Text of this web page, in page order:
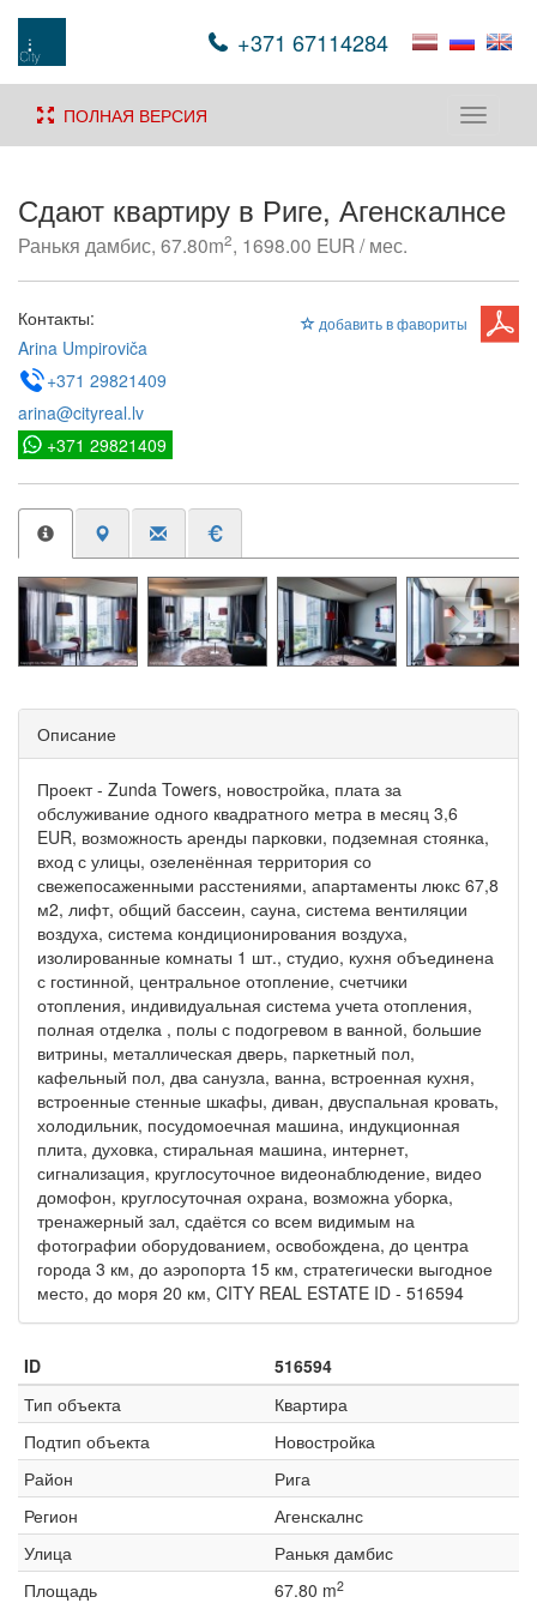
+371 67114284
Toggle
ПОЛНАЯ ВЕРСИЯ
Сдают квартиру в Риге, Агенскалнсе
Ранькя дамбис, 67.80m2, 1698.00 EUR / мес.
добавить в фавориты
Контакты:
Arina Umpiroviča
+371 29821409
arina@cityreal.lv
+371 29821409
Описание
Проект - Zunda Towers, новостройка, плата за
обслуживание одного квадратного метра в месяц 3,6
EUR, возможность аренды парковки, подземная стоянка,
вход с улицы, озеленённая территория со
свежепосаженными расстениями, апартаменты люкс 67,8
м2, лифт, общий бассеин, сауна, система вентиляции
воздуха, система кондиционирования воздуха,
изолированные комнаты 1 шт., студио, кухня объединена
с гостинной, центральное отопление, счетчики
отопления, индивидуальная система учета отопления,
полная отделка , полы с подогревом в ванной, большие
витрины, металлическая дверь, паркетный пол,
кафельный пол, два санузла, ванна, встроенная кухня,
встроенные стенные шкафы, диван, двуспальная кровать,
холодильник, посудомоечная машина, индукционная
плита, духовка, стиральная машина, интернет,
сигнализация, круглосуточное видеонаблюдение, видео
домофон, круглосуточная охрана, возможна уборка,
тренажерный зал, сдаётся со всем видимым на
фотографии оборудованием, освобождена, до центра
города 3 км, до аэропорта 15 км, стратегически выгодное
место, до моря 20 км, CITY REAL ESTATE ID - 516594
ID
516594
Тип объекта
Квартира
Подтип объекта
Новостройка
Район
Рига
Регион
Агенскалнс
Улица
Ранькя дамбис
Площадь
67.80 m2